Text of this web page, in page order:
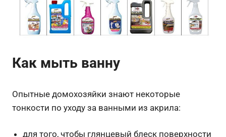
Как мыть ванну
Опытные домохозяйки знают некоторые
тонкости по уходу за ванными из акрила:
для того, чтобы глянцевый блеск поверхности